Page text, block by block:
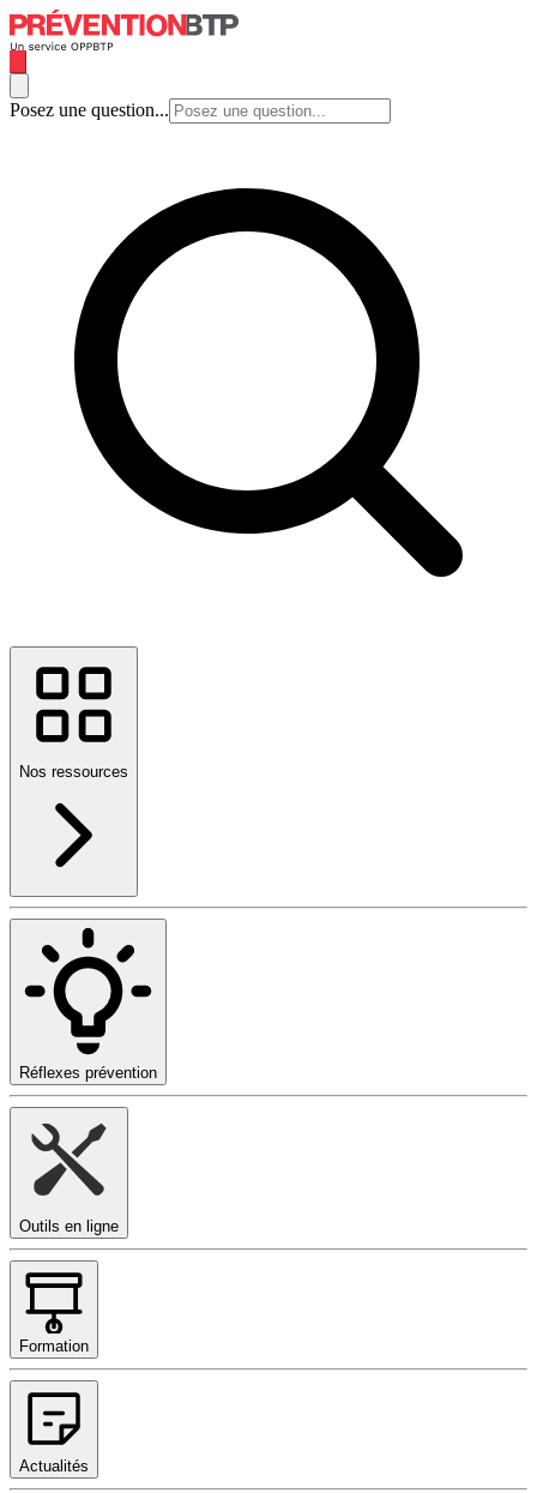
Posez une question...
Nos ressources
Réflexes prévention
Outils en ligne
Formation
Actualités